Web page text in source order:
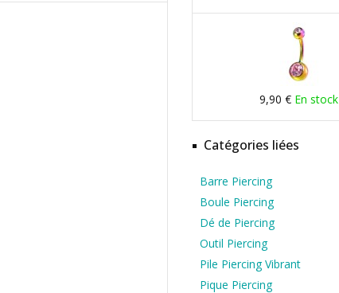
9,90 € En stock
Catégories liées
Barre Piercing
Boule Piercing
Dé de Piercing
Outil Piercing
Pile Piercing Vibrant
Pique Piercing